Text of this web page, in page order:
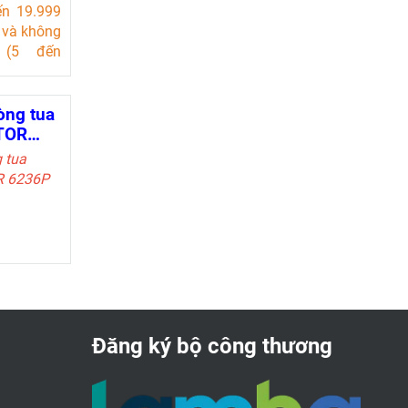
19.999
không
đến
phút)
trong
ứng
tốc độ.
sáng
các
tiếp
tua
tua
6236P
Đăng ký bộ công thương